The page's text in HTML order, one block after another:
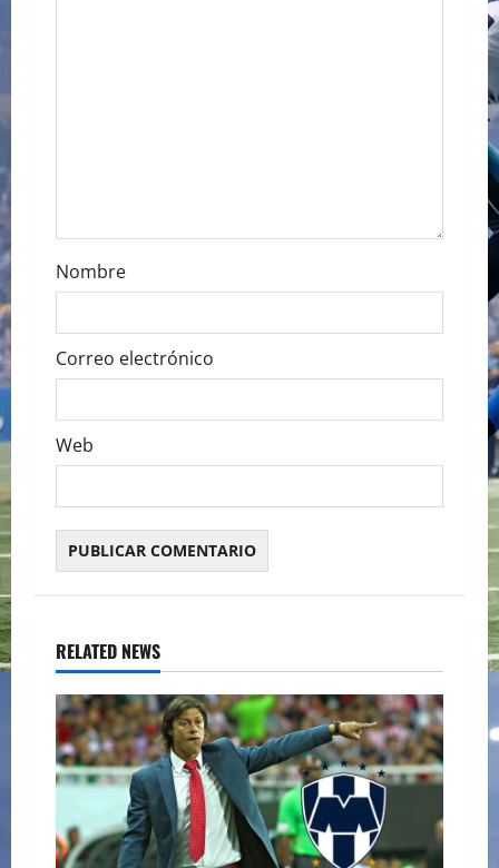
Nombre
Correo electrónico
Web
RELATED NEWS